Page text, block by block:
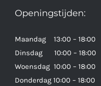
Openingstijden:
Maandag 13:00 – 18:00
Dinsdag 10:00 – 18:00
Woensdag 10:00 – 18:00
Donderdag 10:00 – 18:00